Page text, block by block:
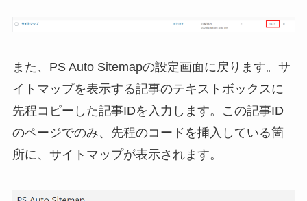
また、PS Auto Sitemapの設定画面に戻ります。サ
イトマップを表示する記事のテキストボックスに
先程コピーした記事IDを入力します。この記事ID
のページでのみ、先程のコードを挿入している箇
所に、サイトマップが表示されます。